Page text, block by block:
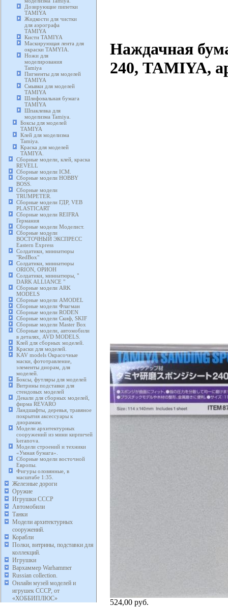
Дозирующие пипетки
TAMIYA
Жидкости для чистки
для аэрографа
TAMIYA
Кисти TAMIYA
Маскирующая лента для
окраски TAMYIA.
Ножи для
моделирования
Tamiya
Пигменты для моделей
TAMIYA
Смывки для моделей
TAMIYA
Шлифовальная бумага
TAMIYA
Шпаклевка для
моделизма Tamiya.
Боксы для моделей
TAMIYA
Клей для моделизма
Tamiya.
Краска для моделей
TAMIYA.
Сборные модели, клей, краска
REVELL
Сборные модели ICM.
Сборные модели HOBBY
BOSS.
Сборные модели
TRUMPETER.
Сборные модели ГДР, VEB
PLASTICART
Сборные модели REIFRA
Германия
Сборные модели Моделист.
Сборные модели
ВОСТОЧНЫЙ ЭКСПРЕСС
Eastern Express
Солдатики, миниатюры
"RedBox"
Солдатики, миниатюры
ORION, ОРИОН
Солдатики, миниатюры, "
DARK ALLIANCE "
Сборные модели ARK
MODELS
Сборные модели AMODEL
Сборные модели Флагман
Сборные модели RODEN
Сборные модели Скиф, SKIF
Сборные модели Master Box
Сборные модели, автомобили
в деталях, AVD MODELS.
Клей для сборных моделей.
Краски для моделей.
KAV models Окрасочные
маски, фототравление,
элементы диорам, для
моделей.
Боксы, футляры для моделей
Витрины подставки для
стендовых моделей
Декали для сборных моделей,
фирма REVARO
Ландшафты, деревья, травяное
покрытия аксессуары к
диорамам.
Модели архитектурных
сооружений из мини кирпичей
keranova.
Модели строений и техники
«Умная бумага».
Сборные модели восточной
Европы.
Фигуры оловянные, в
масштабе 1:35.
Железные дороги
Оружие
Игрушки СССР
Автомобили
Танки
Модели архитектурных
сооружений.
Корабли
Полки, витрины, подставки для
коллекций.
Игрушки
Вархаммер Warhammer
Russian collection.
Онлайн музей моделей и
игрушек СССР, от
«ХОББИПЛЮС»
Наждачная
240, TAMIYA,
524,00 руб.